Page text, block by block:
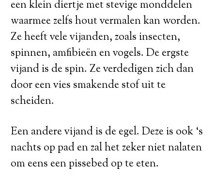
een klein diertje met stevige monddelen
waarmee zelfs hout vermalen kan worden.
Ze heeft vele vijanden, zoals insecten,
spinnen, amfibieën en vogels. De ergste
vijand is de spin. Ze verdedigen zich dan
door een vies smakende stof uit te
scheiden.
Een andere vijand is de egel. Deze is ook ‘s
nachts op pad en zal het zeker niet nalaten
om eens een pissebed op te eten.